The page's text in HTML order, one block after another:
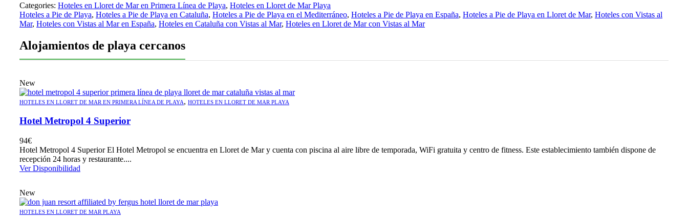
Categories: Hoteles en Lloret de Mar en Primera Línea de Playa, Hoteles en Lloret de Mar Playa
Hoteles a Pie de Playa, Hoteles a Pie de Playa en Cataluña, Hoteles a Pie de Playa en el Mediterráneo, Hoteles a Pie de Playa en España, Hoteles a Pie de Playa en Lloret de Mar, Hoteles con Vistas al
Mar, Hoteles con Vistas al Mar en España, Hoteles en Cataluña con Vistas al Mar, Hoteles en Lloret de Mar con Vistas al Mar
Alojamientos de playa cercanos
New
HOTELES EN LLORET DE MAR EN PRIMERA LÍNEA DE PLAYA, HOTELES EN LLORET DE MAR PLAYA
Hotel Metropol 4 Superior
94€
Hotel Metropol 4 Superior El Hotel Metropol se encuentra en Lloret de Mar y cuenta con piscina al aire libre de temporada, WiFi gratuita y centro de fitness. Este establecimiento también dispone de
recepción 24 horas y restaurante....
Ver Disponibilidad
New
HOTELES EN LLORET DE MAR PLAYA